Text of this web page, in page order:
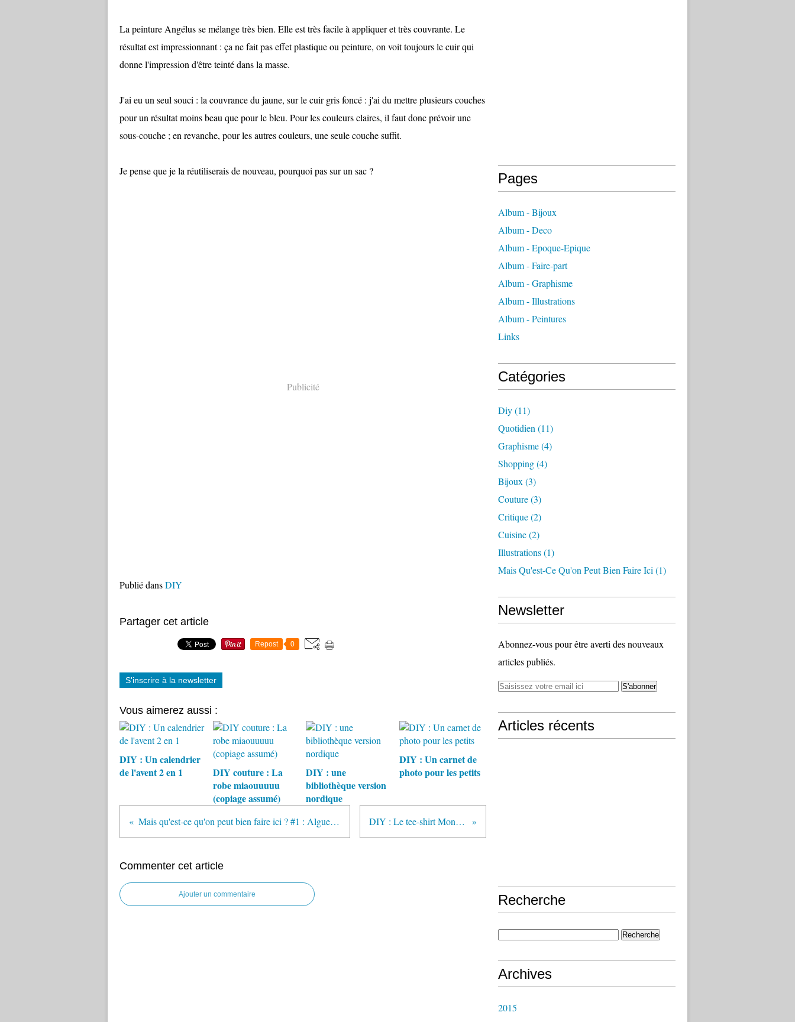
La peinture Angélus se mélange très bien. Elle est très facile à appliquer et très couvrante. Le
résultat est impressionnant : ça ne fait pas effet plastique ou peinture, on voit toujours le cuir qui
donne l'impression d'être teinté dans la masse.
J'ai eu un seul souci : la couvrance du jaune, sur le cuir gris foncé : j'ai du mettre plusieurs couches
pour un résultat moins beau que pour le bleu. Pour les couleurs claires, il faut donc prévoir une
sous-couche ; en revanche, pour les autres couleurs, une seule couche suffit.
Je pense que je la réutiliserais de nouveau, pourquoi pas sur un sac ?
Publicité
Publié dansDIY
Partager cet article
Repost 0
S'inscrire à la newsletter
Vous aimerez aussi :
DIY : Un calendrier
de l'avent 2 en 1
DIY couture : La
robe miaouuuuu
(copiage assumé)
DIY : une
bibliothèque version
nordique
DIY : Un carnet de
photo pour les petits
Mais qu'est-ce qu'on peut bien faire ici ? #1 : Algues au rythme DIY : Le tee-shirt Mongolfière
Commenter cet article
Ajouter un commentaire
Pages
Album - Bijoux
Album - Deco
Album - Epoque-Epique
Album - Faire-part
Album - Graphisme
Album - Illustrations
Album - Peintures
Links
Catégories
Diy(11)
Quotidien (11)
Graphisme(4)
Shopping(4)
Bijoux (3)
Couture(3)
Critique(2)
Cuisine(2)
Illustrations(1)
Mais Qu'est-Ce Qu'on Peut Bien Faire Ici (1)
Newsletter
Abonnez-vous pour être averti des nouveaux
articles publiés.
Articles récents
Recherche
Archives
2015